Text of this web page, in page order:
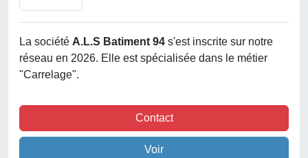
La société A.l.s Batiment 94 s'est inscrite sur notre
réseau en 2026. Elle est spécialisée dans le métier
"Carrelage".
Contact
Voir